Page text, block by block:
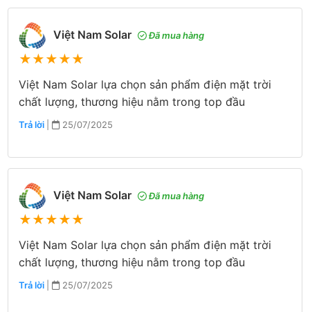
Việt Nam Solar Đã mua hàng
★★★★★
Việt Nam Solar lựa chọn sản phẩm điện mặt trời
chất lượng, thương hiệu nằm trong top đầu
Trả lời | 25/07/2025
Việt Nam Solar Đã mua hàng
★★★★★
Việt Nam Solar lựa chọn sản phẩm điện mặt trời
chất lượng, thương hiệu nằm trong top đầu
Trả lời | 25/07/2025